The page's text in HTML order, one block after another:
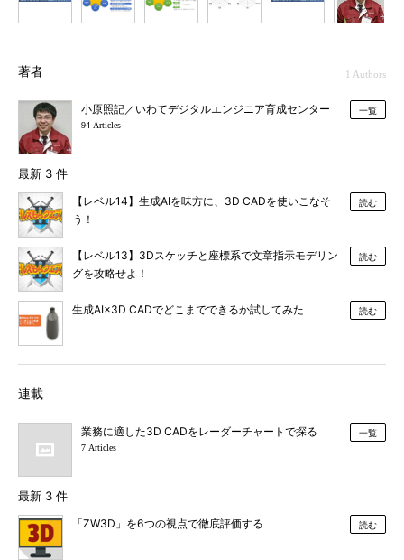
著者 1 Authors
小原照記／いわてデジタルエンジニア育成センター
94 Articles
一覧
最新 3 件
【レベル14】生成AIを味方に、3D CADを使いこなそ
う！
読む
【レベル13】3Dスケッチと座標系で文章指示モデリン
グを攻略せよ！
読む
生成AI×3D CADでどこまでできるか試してみた 読む
連載
業務に適した3D CADをレーダーチャートで探る
7 Articles
一覧
最新 3 件
「ZW3D」を6つの視点で徹底評価する 読む